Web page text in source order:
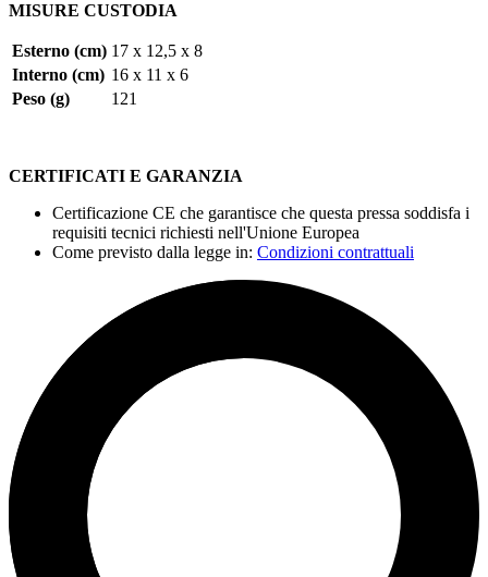
MISURE CUSTODIA
Esterno (cm) 17 x 12,5 x 8
Interno (cm) 16 x 11 x 6
Peso (g)
121
CERTIFICATI E GARANZIA
Certificazione CE che garantisce che questa pressa soddisfa i
requisiti tecnici richiesti nell'Unione Europea
Come previsto dalla legge in: Condizioni contrattuali